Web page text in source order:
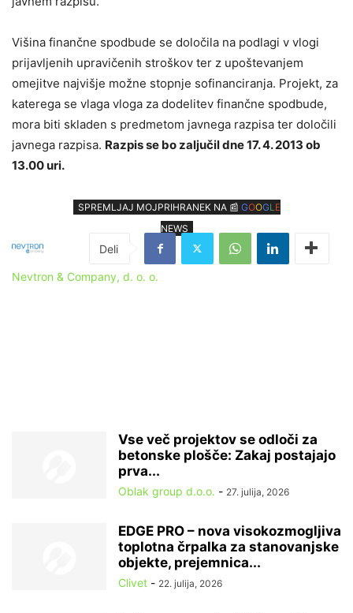
Višina finančne spodbude se določila na podlagi v vlogi
prijavljenih upravičenih stroškov ter z upoštevanjem
omejitve najvišje možne stopnje sofinanciranja. Projekt, za
katerega se vlaga vloga za dodelitev finančne spodbude,
mora biti skladen s predmetom javnega razpisa ter določili
javnega razpisa. Razpis se bo zaljučil dne 17. 4. 2013 ob
13.00 uri.
SPREMLJAJ MOJPRIHRANEK NA 📰 GOOGL E
NEWS
Nevtron & Company, d. o. o.
Vse več projektov se odloči za
betonske plošče: Zakaj postajajo
prva...
Oblak group d.o.o. - 27. julija, 2026
EDGE PRO – nova visokozmogljiva
toplotna črpalka za stanovanjske
objekte, prejemnica...
Clivet - 22. julija, 2026